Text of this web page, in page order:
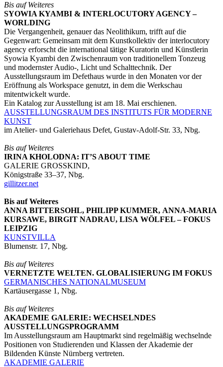
Bis auf Weiteres
SYOWIA KYAMBI & INTERLOCUTORY AGENCY –
WORLDING
Die Vergangenheit, genauer das Neolithikum, trifft auf die
Gegenwart: Gemeinsam mit dem Kunstkollektiv der interlocutory
agency erforscht die international tätige Kuratorin und Künstlerin
Syowia Kyambi den Zwischenraum von traditionellem Tonzeug
und modernster Audio-, Licht und Schalttechnik. Der
Ausstellungsraum im Defethaus wurde in den Monaten vor der
Eröffnung als Workspace genutzt, in dem die Werkschau
mitentwickelt wurde.
Ein Katalog zur Ausstellung ist am 18. Mai erschienen.
AUSSTELLUNGSRAUM DES INSTITUTS FÜR MODERNE
KUNST
im Atelier- und Galeriehaus Defet, Gustav-Adolf-Str. 33, Nbg.
Bis auf Weiteres
IRINA KHOLODNA: IT’S ABOUT TIME
GALERIE GROSSKIND,
Königstraße 33–37, Nbg.
gillitzer.net
Bis auf Weiteres
ANNA BITTERSOHL, PHILIPP KUMMER, ANNA-MARIA
KURSAWE, BIRGIT NADRAU, LISA WÖLFEL – FOKUS
LEIPZIG
KUNSTVILLA
Blumenstr. 17, Nbg.
Bis auf Weiteres
VERNETZTE WELTEN. GLOBALISIERUNG IM FOKUS
GERMANISCHES NATIONALMUSEUM
Kartäusergasse 1, Nbg.
Bis auf Weiteres
AKADEMIE GALERIE: WECHSELNDES
AUSSTELLUNGSPROGRAMM
Im Ausstellungsraum am Hauptmarkt sind regelmäßig wechselnde
Positionen von Studierenden und Klassen der Akademie der
Bildenden Künste Nürnberg vertreten.
AKADEMIE GALERIE